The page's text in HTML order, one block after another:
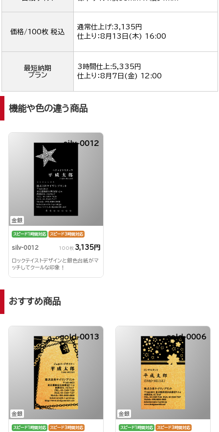
価格/100枚 税込
通常仕上げ:3,135円
仕上り：8月13日(木) 16:00
最短納期
プラン
3時間仕上:5,335円
仕上り：8月7日(金) 12:00
機能や色の違う商品
金銀
silv-0012
スピード1時間対応 スピード3時間対応
silv-0012 100枚 3,135円
ロックテイストデザインと銀色台紙がマ
ッチしてクールな印象！
おすすめ商品
金銀
gold-0013
スピード1時間対応 スピード3時間対応
金銀
gold-0006
スピード1時間対応 スピード3時間対応